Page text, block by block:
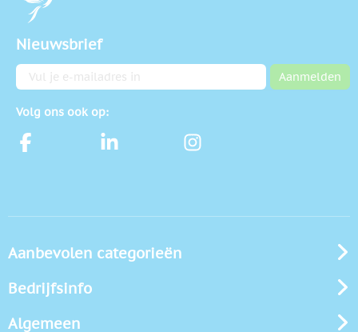
Nieuwsbrief
E-mailadres Aanmelden
Volg ons ook op:
Aanbevolen categorieën
Bedrijfsinfo
Algemeen